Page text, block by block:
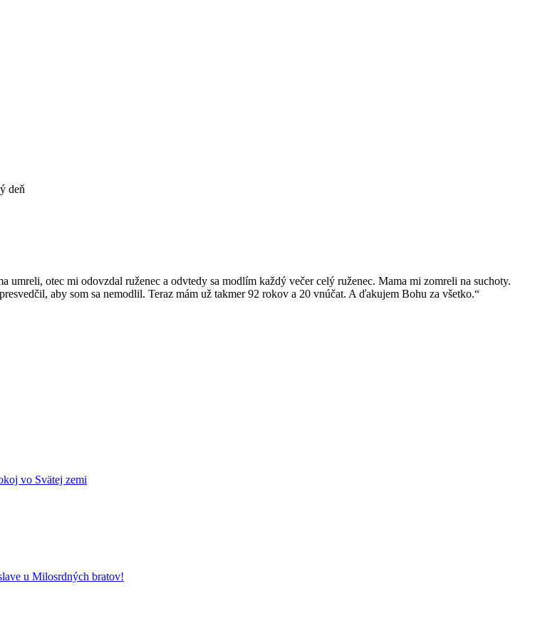
deň
otec mi odovzdal ruženec a odvtedy sa modlím každý večer celý ruženec. Mama mi zomreli na suchoty.
aby som sa nemodlil. Teraz mám už takmer 92 rokov a 20 vnúčat. A ďakujem Bohu za všetko.“
vo Svätej zemi
u Milosrdných bratov!